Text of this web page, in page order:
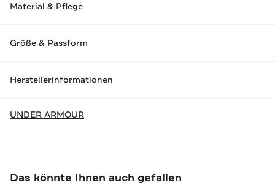
Material & Pflege
Größe & Passform
Herstellerinformationen
UNDER ARMOUR
Das könnte Ihnen auch gefallen